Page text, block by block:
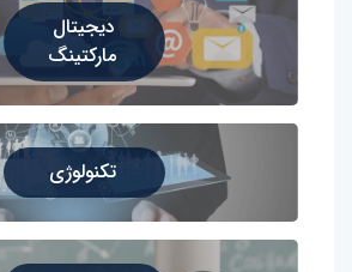
دیجیتال
مارکتینگ
تکنولوژی